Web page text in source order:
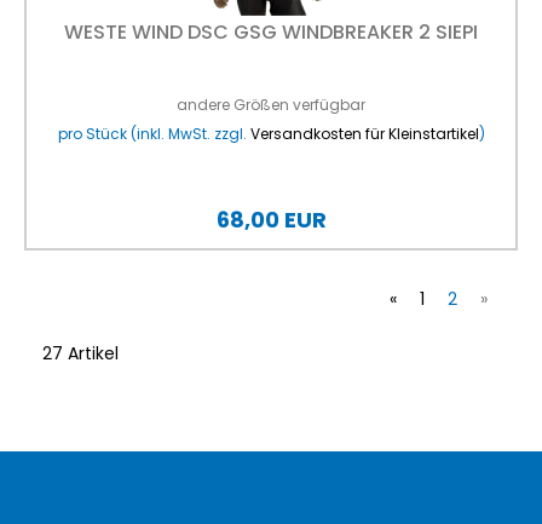
WESTE WIND DSC GSG WINDBREAKER 2 SIEPI
andere Größen verfügbar
pro Stück (inkl. MwSt. zzgl. Versandkosten für Kleinstartikel)
68,00 EUR
« 1 2 »
27 Artikel